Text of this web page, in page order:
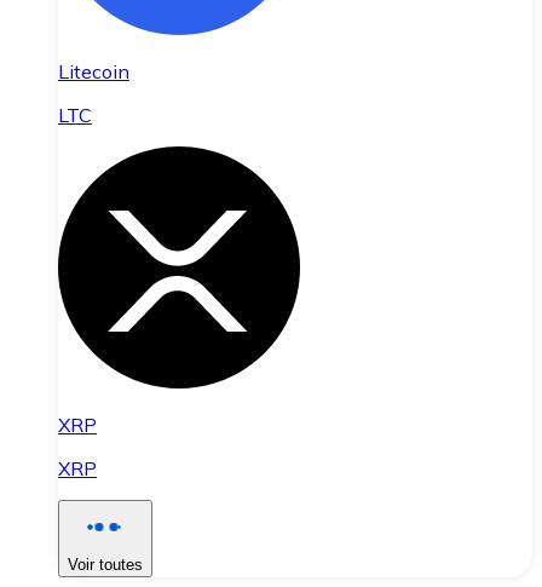
Litecoin
LTC
XRP
XRP
Voir toutes